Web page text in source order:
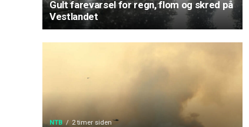
Gult farevarsel for regn, flom og skred på
Vestlandet
NTB 2 timer siden